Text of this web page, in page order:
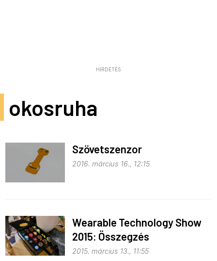
HIRDETÉS
okosruha
Szövetszenzor
2016. március 16., 12:15
Wearable Technology Show
2015: Összegzés
2015. március 13., 11:55